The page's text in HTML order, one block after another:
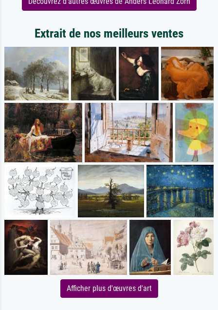
Extrait de nos meilleurs ventes
Afficher plus d'œuvres d'art